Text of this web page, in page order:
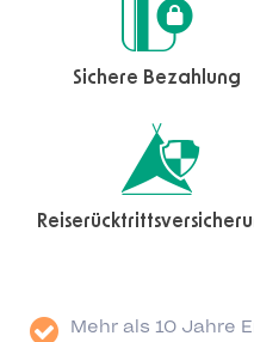
Sichere Bezahlung
Mehr als 10 Jahre